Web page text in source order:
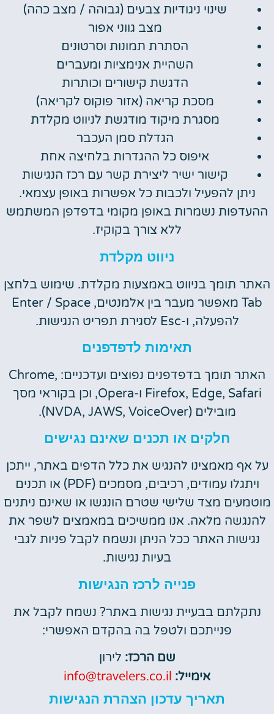
שינוי ניגודיות צבעים (גבוהה / מצב כהה)
מצב גווני אפור
הסתרת תמונות וסרטונים
השהיית אנימציות ומעברים
הדגשת קישורים וכותרות
מסכת קריאה (אזור פוקוס לקריאה)
מסגרת מיקוד מודגשת לניווט מקלדת
הגדלת סמן העכבר
איפוס כל ההגדרות בלחיצה אחת
קישור ישיר ליצירת קשר עם רכז הנגישות
ניתן להפעיל ולכבות כל אפשרות באופן עצמאי.
ההעדפות נשמרות באופן מקומי בדפדפן המשתמש
ללא צורך בקוקיז.
ניווט מקלדת
האתר תומך בניווט באמצעות מקלדת. שימוש בלחצן
Tab מאפשר מעבר בין אלמנטים, Enter / Space
להפעלה, ו-Esc לסגירת תפריט הנגישות.
תאימות לדפדפנים
האתר תומך בדפדפנים נפוצים ועדכניים: Chrome,
Firefox, Edge, Safari ו-Opera, וכן בקוראי מסך
מובילים (NVDA, JAWS, VoiceOver).
חלקים או תכנים שאינם נגישים
על אף מאמצינו להנגיש את כלל הדפים באתר, ייתכן
ויתגלו עמודים, רכיבים, מסמכים (PDF) או תכנים
מוטמעים מצד שלישי שטרם הונגשו או שאינם ניתנים
להנגשה מלאה. אנו ממשיכים במאמצים לשפר את
נגישות האתר ככל הניתן ונשמח לקבל פניות לגבי
בעיות נגישות.
פנייה לרכז הנגישות
נתקלתם בבעיית נגישות באתר? נשמח לקבל את
פנייתכם ולטפל בה בהקדם האפשרי:
שם הרכז: לירון
אימייל: info@travelers.co.il
תאריך עדכון הצהרת הנגישות